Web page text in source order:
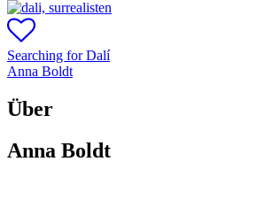
Searching for Dalí
Anna Boldt
Über
Anna Boldt